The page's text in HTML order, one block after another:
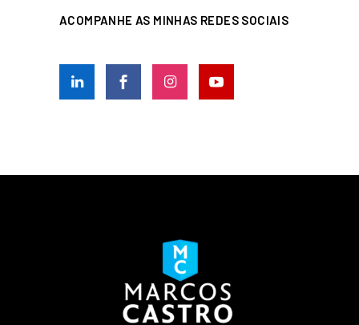
ACOMPANHE AS MINHAS REDES SOCIAIS